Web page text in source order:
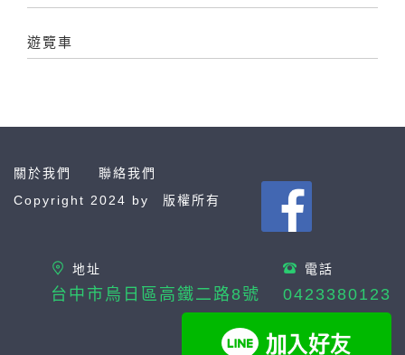
遊覽車
關於我們
聯絡我們
Copyright 2024 by
版權所有
地址
台中市烏日區高鐵二路8號
電話
0423380123